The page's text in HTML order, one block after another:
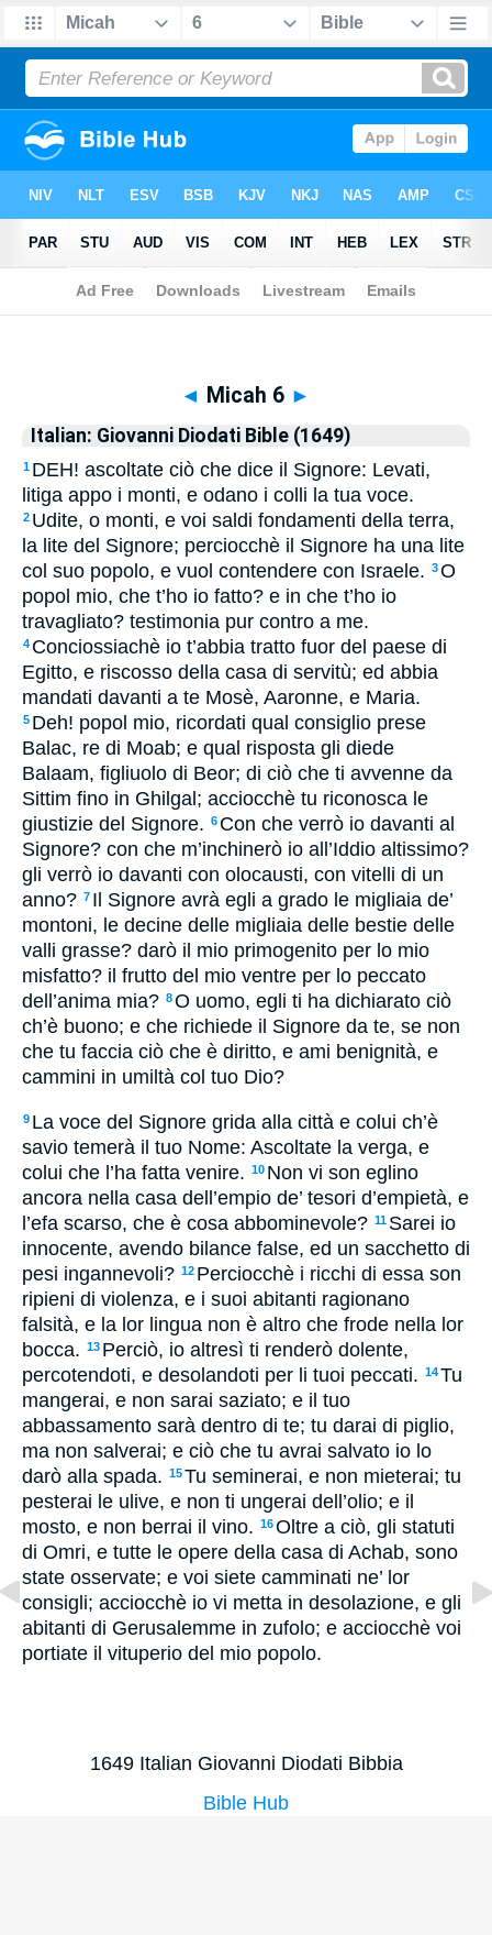
Biblia Italian: Giovanni Diodati Bible (1649)> Micah 6
◄ Micah 6 ►
Italian: Giovanni Diodati Bible (1649)
1 DEH! ascoltate ciò che dice il Signore: Levati,
litiga appo i monti, e odano i colli la tua voce.
2 Udite, o monti, e voi saldi fondamenti della terra,
la lite del Signore; perciocchè il Signore ha una lite
col suo popolo, e vuol contendere con Israele. 3O
popol mio, che t’ho io fatto? e in che t’ho io
travagliato? testimonia pur contro a me.
4 Conciossiachè io t’abbia tratto fuor del paese di
Egitto, e riscosso della casa di servitù; ed abbia
mandati davanti a te Mosè, Aaronne, e Maria.
5 Deh! popol mio, ricordati qual consiglio prese
Balac, re di Moab; e qual risposta gli diede
Balaam, figliuolo di Beor; di ciò che ti avvenne da
Sittim fino in Ghilgal; acciocchè tu riconosca le
giustizie del Signore. 6 Con che verrò io davanti al
Signore? con che m’inchinerò io all’Iddio altissimo?
gli verrò io davanti con olocausti, con vitelli di un
anno? 7 Il Signore avrà egli a grado le migliaia de’
montoni, le decine delle migliaia delle bestie delle
valli grasse? darò il mio primogenito per lo mio
misfatto? il frutto del mio ventre per lo peccato
dell’anima mia? 8O uomo, egli ti ha dichiarato ciò
ch’è buono; e che richiede il Signore da te, se non
che tu faccia ciò che è diritto, e ami benignità, e
cammini in umiltà col tuo Dio?
9 La voce del Signore grida alla città e colui ch’è
savio temerà il tuo Nome: Ascoltate la verga, e
colui che l’ha fatta venire. 10 Non vi son eglino
ancora nella casa dell’empio de’ tesori d’empietà, e
l’efa scarso, che è cosa abbominevole? 11 Sarei io
innocente, avendo bilance false, ed un sacchetto di
pesi ingannevoli? 12 Perciocchè i ricchi di essa son
ripieni di violenza, e i suoi abitanti ragionano
falsità, e la lor lingua non è altro che frode nella lor
bocca. 13 Perciò, io altresì ti renderò dolente,
percotendoti, e desolandoti per li tuoi peccati. 14Tu
mangerai, e non sarai saziato; e il tuo
abbassamento sarà dentro di te; tu darai di piglio,
ma non salverai; e ciò che tu avrai salvato io lo
darò alla spada. 15Tu seminerai, e non mieterai; tu
pesterai le ulive, e non ti ungerai dell’olio; e il
mosto, e non berrai il vino. 16Oltre a ciò, gli statuti
di Omri, e tutte le opere della casa di Achab, sono
state osservate; e voi siete camminati ne’ lor
consigli; acciocchè io vi metta in desolazione, e gli
abitanti di Gerusalemme in zufolo; e acciocchè voi
portiate il vituperio del mio popolo.
1649 Italian Giovanni Diodati Bibbia
Bible Hub